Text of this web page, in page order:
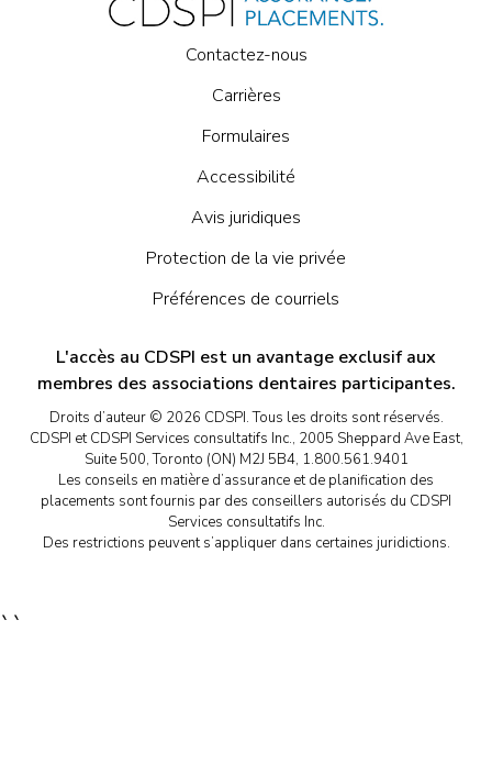
Contactez-nous
Carrières
Formulaires
Accessibilité
Avis juridiques
Protection de la vie privée
Préférences de courriels
L'accès au CDSPI est un avantage exclusif aux
membres des associations dentaires participantes.
Droits d’auteur © 2026 CDSPI. Tous les droits sont réservés.
CDSPI et CDSPI Services consultatifs Inc., 2005 Sheppard Ave East,
Suite 500, Toronto (ON) M2J 5B4, 1.800.561.9401
Les conseils en matière d’assurance et de planification des
placements sont fournis par des conseillers autorisés du CDSPI
Services consultatifs Inc.
Des restrictions peuvent s’appliquer dans certaines juridictions.
``